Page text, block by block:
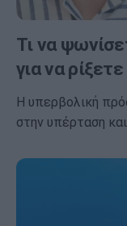
Τι να
για να
Η υπερβολική
στην υπέρταση